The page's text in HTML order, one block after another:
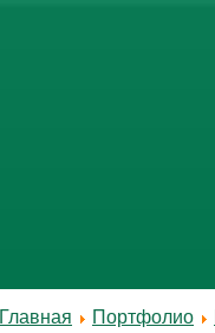
Главная Портфолио